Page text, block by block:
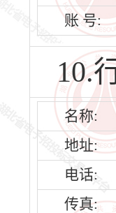
账 号:
10.
名称:
地址:
电话:
传真: